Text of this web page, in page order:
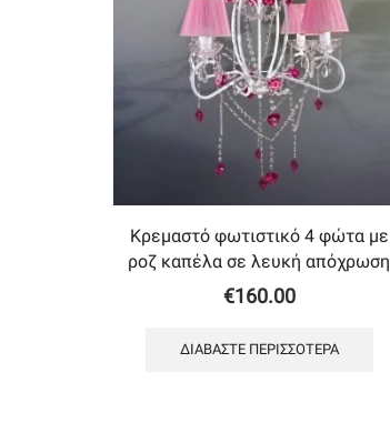
Κρεμαστό φωτιστικό 4 φώτα με
ροζ καπέλα σε λευκή απόχρωση
€160.00
ΔΙΑΒΆΣΤΕ ΠΕΡΙΣΣΌΤΕΡΑ